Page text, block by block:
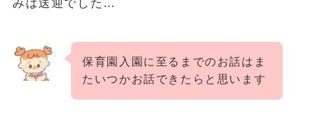
みは送迎でした…
保育園入園に至るまでのお話はま
たいつかお話できたらと思います